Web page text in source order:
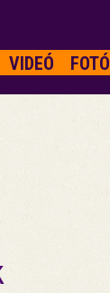
VIDEÓ FOTÓ